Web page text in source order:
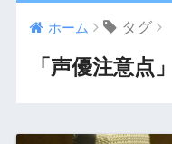
ホーム タグ
「声優注意点